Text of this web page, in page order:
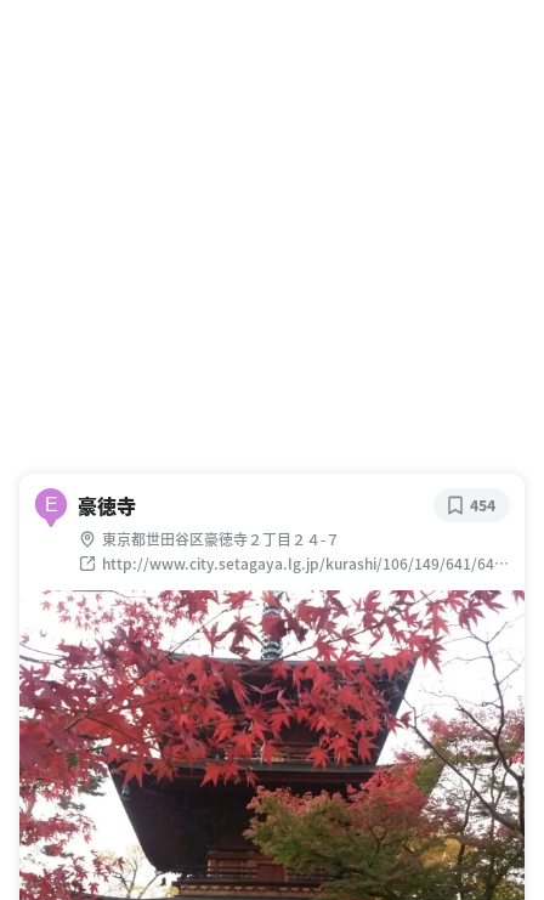
E 豪徳寺
東京都世田谷区豪徳寺２丁目２４-７
http://www.city.setagaya.lg.jp/kurashi/106/149/641/643/
d00006127.html
454